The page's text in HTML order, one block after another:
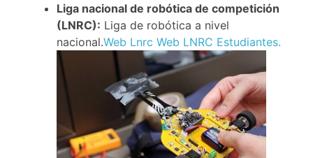
Liga nacional de robótica de competición
(LNRC): Liga de robótica a nivel
nacional.Web Lnrc Web LNRC Estudiantes.